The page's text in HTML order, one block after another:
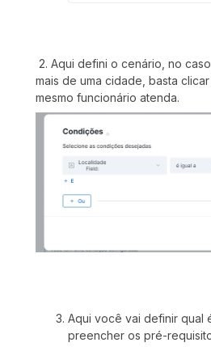
2. Aqui defini o cenário, no
mais de uma cidade, basta
mesmo funcionário atenda.
Aqui você vai definir qual
preencher os pré-